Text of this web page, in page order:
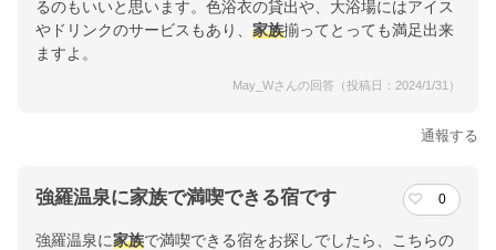
るのもいいと思います。色浴衣の貸出や、大浴場にはアイス
やドリンクのサービスもあり、 家族揃ってとっても満足出来
ますよ。
May_Wさんの回答（投稿日：2024/1/31）
通報する
強羅温泉に家族で満喫できる宿です 0
強羅温泉に家族で満喫できる宿をお探しでしたら、こちらの